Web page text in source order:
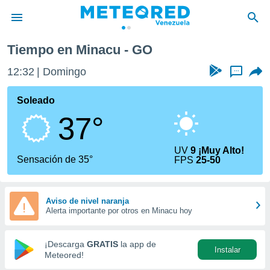
de
ha
calidad.
a este
las
y
forma
digital
basada
Tiempo en Minacu - GO
12:32 Domingo ...
Soleado
37°
Sensación de 35°
UV9 ¡Muy Alto!
FPS25-50
Aviso de nivel naranja
Alerta importante por otros en Minacu hoy
¡Descarga GRATIS la app de
Meteored!
Instalar